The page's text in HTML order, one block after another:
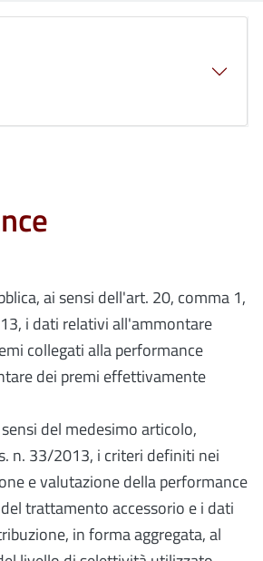
ai sensi dell'art. 20, comma 1,
i dati relativi all'ammontare
collegati alla performance
dei premi effettivamente
del medesimo articolo,
n. 33/2013, i criteri definiti nei
e valutazione della performance
trattamento accessorio e i dati
in forma aggregata, al